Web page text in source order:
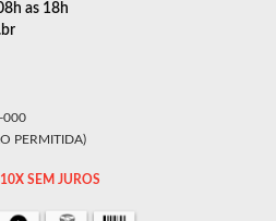
as 18h
000
PERMITIDA)
SEM JUROS